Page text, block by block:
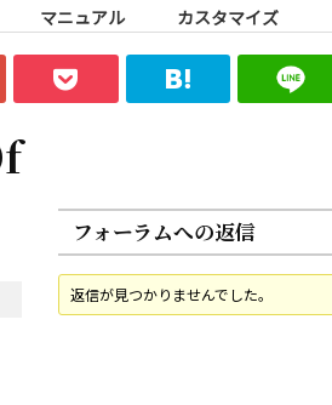
マニュアル カスタマイズ
フォーラムへの返信
返信が見つかりませんでした。